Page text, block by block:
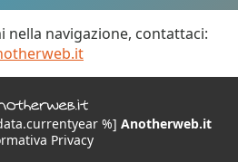
nella navigazione, contattaci:
%] Anotherweb.it
Privacy